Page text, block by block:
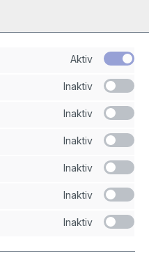
Aktiv
Inaktiv
Inaktiv
Inaktiv
Inaktiv
Inaktiv
Inaktiv